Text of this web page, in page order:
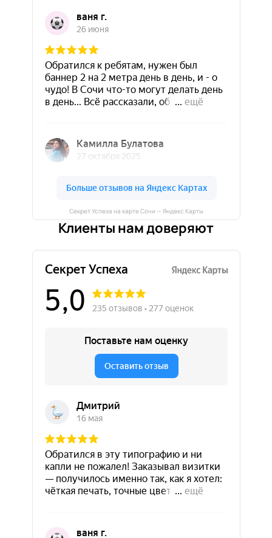
Секрет Успеха на карте Сочи — Яндекс Карты
Клиенты нам доверяют